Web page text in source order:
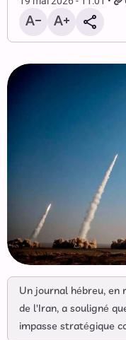
Un journal hébreu, en
de l'Iran, a souligné
impasse stratégique